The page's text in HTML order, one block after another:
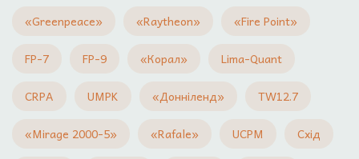
«Greenpeace» «Raytheon» «Fire Point»
FP-7 FP-9 «Корал» Lima-Quant
CRPA UMPK «Донніленд» TW12.7
«Mirage 2000-5» «Rafale» UCPM Схід